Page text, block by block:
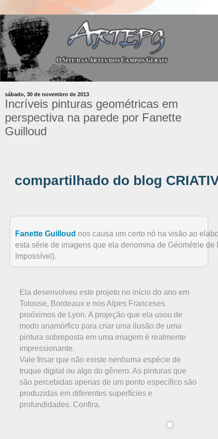
sábado, 30 de novembro de 2013
Incríveis pinturas geométricas em
perspectiva na parede por Fanette
Guilloud
compartilhado do blog
Fanette Guilloud nos causa um certo nó na visão ao
esta série de imagens que ela denomina de Géométrie de
Impossível).
Ela desenvolveu este projeto no início do ano em
Tolouse, Bordeaux e nos Alpes Franceses
proóximos de Lyon. A projeção que ela usou de
modo anamórfico para criar uma ilusão de uma
pintura sobreposta em uma imagem é realmente
impressionante.
Vale frisar que não existe nenhuma espécie de
truque digital ou algo do gênero. As pinturas que
são percebidas apenas de um ponto específico são
produzidas em diferentes superfícies e
profundidades. Confira.